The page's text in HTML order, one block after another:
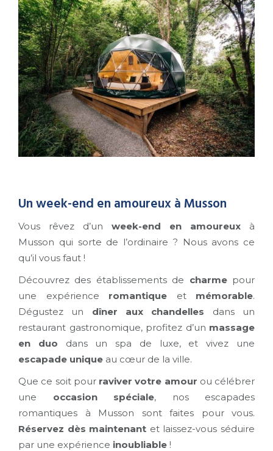
Un week-end en amoureux à Musson
Vous rêvez d’un week-end en amoureux à
Musson qui sorte de l’ordinaire ? Nous avons ce
qu’il vous faut !
Découvrez des établissements de charmepour
une expérience romantique et mémorable.
Dégustez un dîner aux chandelles dans un
restaurant gastronomique, profitez d’un massage
en duo dans un spa de luxe, et vivez une
escapade unique au cœur de la ville.
Que ce soit pour raviver votre amour ou célébrer
une occasion spéciale, nos escapades
romantiques à Musson sont faites pour vous.
Réservez dès maintenant et laissez-vous séduire
par une expérience inoubliable !